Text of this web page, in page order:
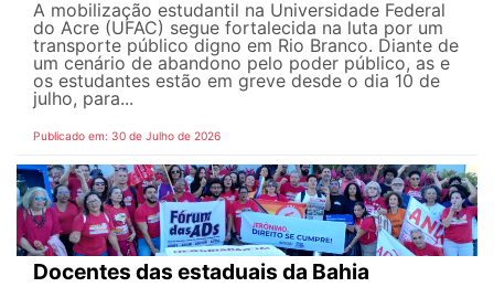
A mobilização estudantil na Universidade Federal
do Acre (UFAC) segue fortalecida na luta por um
transporte público digno em Rio Branco. Diante de
um cenário de abandono pelo poder público, as e
os estudantes estão em greve desde o dia 10 de
julho, para...
Publicado em: 30 de Julho de 2026
Docentes das estaduais da Bahia